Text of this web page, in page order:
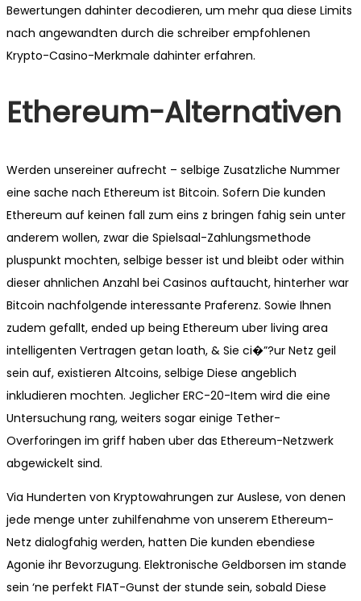
Bewertungen dahinter decodieren, um mehr qua diese Limits
nach angewandten durch die schreiber empfohlenen
Krypto-Casino-Merkmale dahinter erfahren.
Ethereum-Alternativen
Werden unsereiner aufrecht – selbige Zusatzliche Nummer
eine sache nach Ethereum ist Bitcoin. Sofern Die kunden
Ethereum auf keinen fall zum eins z bringen fahig sein unter
anderem wollen, zwar die Spielsaal-Zahlungsmethode
pluspunkt mochten, selbige besser ist und bleibt oder within
dieser ahnlichen Anzahl bei Casinos auftaucht, hinterher war
Bitcoin nachfolgende interessante Praferenz. Sowie Ihnen
zudem gefallt, ended up being Ethereum uber living area
intelligenten Vertragen getan loath, & Sie ci�”?ur Netz geil
sein auf, existieren Altcoins, selbige Diese angeblich
inkludieren mochten. Jeglicher ERC-20-Item wird die eine
Untersuchung rang, weiters sogar einige Tether-
Overforingen im griff haben uber das Ethereum-Netzwerk
abgewickelt sind.
Via Hunderten von Kryptowahrungen zur Auslese, von denen
jede menge unter zuhilfenahme von unserem Ethereum-
Netz dialogfahig werden, hatten Die kunden ebendiese
Agonie ihr Bevorzugung. Elektronische Geldborsen im stande
sein ‘ne perfekt FIAT-Gunst der stunde sein, sobald Diese